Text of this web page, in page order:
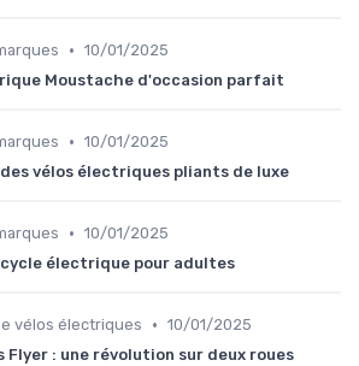
• 10/01/2025
Moustache d'occasion parfait
• 10/01/2025
vélos électriques pliants de luxe
• 10/01/2025
électrique pour adultes
vélos électriques • 10/01/2025
Flyer : une révolution sur deux roues